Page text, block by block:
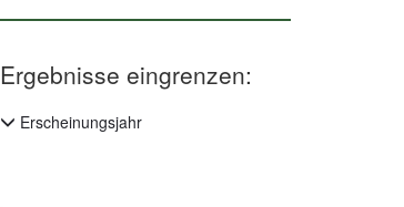
Ergebnisse eingrenzen:
Erscheinungsjahr